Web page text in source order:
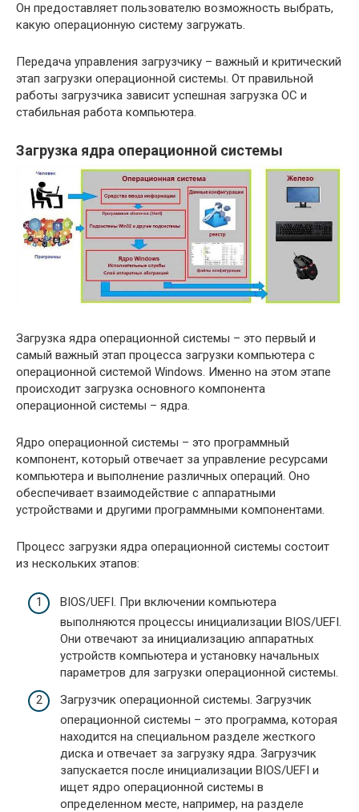
Он предоставляет пользователю возможность выбрать,
какую операционную систему загружать.
Передача управления загрузчику – важный и критический
этап загрузки операционной системы. От правильной
работы загрузчика зависит успешная загрузка ОС и
стабильная работа компьютера.
Загрузка ядра операционной системы
Загрузка ядра операционной системы – это первый и
самый важный этап процесса загрузки компьютера с
операционной системой Windows. Именно на этом этапе
происходит загрузка основного компонента
операционной системы – ядра.
Ядро операционной системы – это программный
компонент, который отвечает за управление ресурсами
компьютера и выполнение различных операций. Оно
обеспечивает взаимодействие с аппаратными
устройствами и другими программными компонентами.
Процесс загрузки ядра операционной системы состоит
из нескольких этапов:
BIOS/UEFI. При включении компьютера
выполняются процессы инициализации BIOS/UEFI.
Они отвечают за инициализацию аппаратных
устройств компьютера и установку начальных
параметров для загрузки операционной системы.
Загрузчик операционной системы. Загрузчик
операционной системы – это программа, которая
находится на специальном разделе жесткого
диска и отвечает за загрузку ядра. Загрузчик
запускается после инициализации BIOS/UEFI и
ищет ядро операционной системы в
определенном месте, например, на разделе